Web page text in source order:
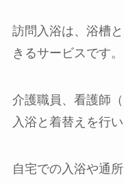
訪問入浴は、浴槽
きるサービスです。
介護職員、看護師
入浴と着替えを行い
自宅での入浴や通